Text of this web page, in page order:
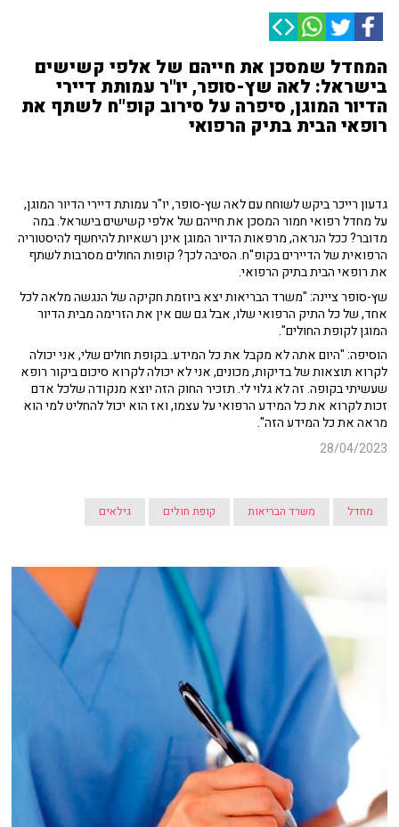
המחדל שמסכן את חייהם של אלפי קשישים
בישראל: לאה שץ-סופר, יו"ר עמותת דיירי
הדיור המוגן, סיפרה על סירוב קופ"ח לשתף את
רופאי הבית בתיק הרפואי
גדעון רייכר ביקש לשוחח עם לאה שץ-סופר, יו"ר עמותת דיירי הדיור המוגן,
על מחדל רפואי חמור המסכן את חייהם של אלפי קשישים בישראל. במה
מדובר? ככל הנראה, מרפאות הדיור המוגן אינן רשאיות להיחשף להיסטוריה
הרפואית של הדיירים בקופ"ח. הסיבה לכך? קופות החולים מסרבות לשתף
את רופאי הבית בתיק הרפואי.
שץ-סופר ציינה: "משרד הבריאות יצא ביוזמת חקיקה של הנגשה מלאה לכל
אחד, של כל התיק הרפואי שלו, אבל גם שם אין את הזרימה מבית הדיור
המוגן לקופת החולים".
הוסיפה: "היום אתה לא מקבל את כל המידע. בקופת חולים שלי, אני יכולה
לקרוא תוצאות של בדיקות, מכונים, אני לא יכולה לקרוא סיכום ביקור רופא
שעשיתי בקופה. זה לא גלוי לי. תזכיר החוק הזה יוצא מנקודה שלכל אדם
זכות לקרוא את כל המידע הרפואי על עצמו, ואז הוא יכול להחליט למי הוא
מראה את כל המידע הזה".
28/04/2023
מחדל משרד הבריאות קופת חולים גילאים